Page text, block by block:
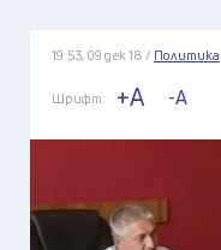
19:53, 09 дек 18 / Политика
Шрифт: +A -A